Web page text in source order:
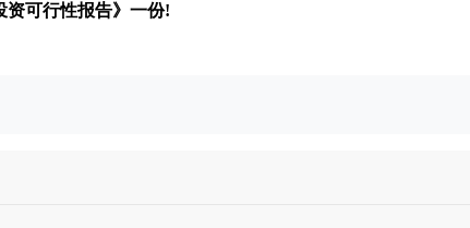
资可行性报告》一份!